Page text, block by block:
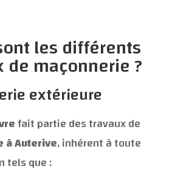
les différents
de maçonnerie ?
extérieure
fait partie des travaux de
à Auterive, inhérent à toute
tels que :